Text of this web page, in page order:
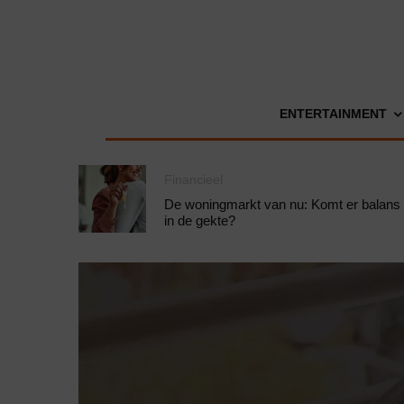
ENTERTAINMENT
De woningmarkt van nu: Komt er balans
in de gekte?